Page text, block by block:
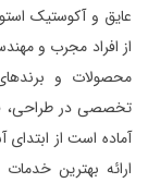
عایق و آکوستیک
محصولات و
تخصصی در طراحی،
آماده است از ابتدای
ارائه بهترین خدمات